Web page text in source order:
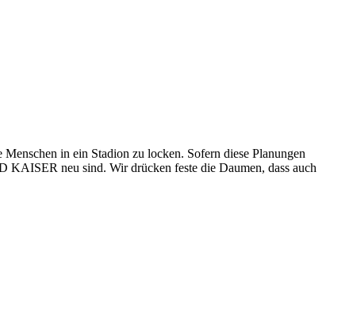
in ein Stadion zu locken. Sofern diese Planungen
neu sind. Wir drücken feste die Daumen, dass auch